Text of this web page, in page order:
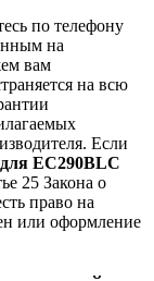
по телефону
на
вам
на всю
Если
EC290BLC
25 Закона о
право на
или оформление